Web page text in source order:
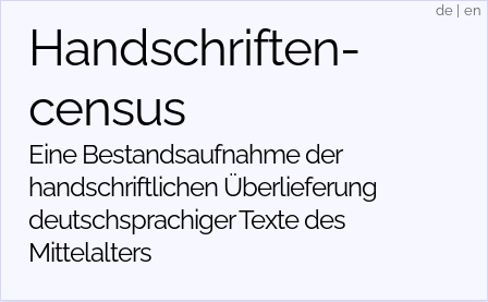
Handschriften­
census
Eine Bestandsaufnahme der
handschriftlichen Über­lieferung
deutschsprachiger Texte des
Mittelalters
de en